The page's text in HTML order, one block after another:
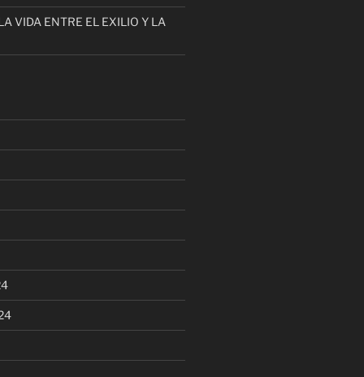
VIDA ENTRE EL EXILIO Y LA